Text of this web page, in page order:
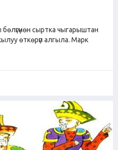
сыртка чыгарыштан
өткөрүп алгыла. Марк